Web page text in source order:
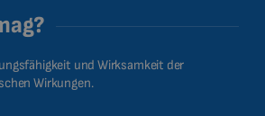
und Wirksamkeit der
Wirkungen.